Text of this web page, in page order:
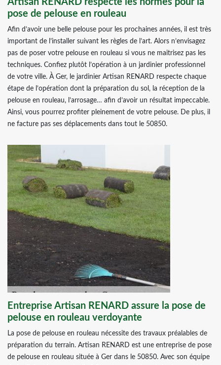
Artisan RENARD respecte les normes pour la
pose de pelouse en rouleau
Afin d’avoir une belle pelouse pour les prochaines années, il est très
important de l’installer suivant les règles de l’art. Alors n’envisagez
pas de poser votre pelouse en rouleau si vous ne maitrisez pas les
techniques. Confiez plutôt l’opération à un jardinier professionnel
de votre ville. À Ger, le jardinier Artisan RENARD respecte chaque
étape de l’opération dont la préparation du sol, la réception de la
pelouse en rouleau, l’arrosage… afin d’avoir un résultat impeccable.
Ainsi, vous pourrez profiter pleinement de votre pelouse. De plus, il
ne facture pas ses déplacements dans tout le 50850.
Entreprise Artisan RENARD assure la pose de
pelouse en rouleau verdoyante
La pose de pelouse en rouleau nécessite des travaux préalables de
préparation du terrain. Artisan RENARD est une entreprise de pose
de pelouse en rouleau située à Ger dans le 50850. Avec son équipe